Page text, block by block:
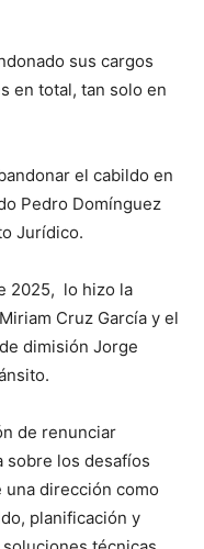
sus cargos
en total, tan solo en
el cabildo en
Pedro Domínguez
Jurídico.
2025, lo hizo la
Cruz García y el
dimisión Jorge
de renunciar
sobre los desafíos
una dirección como
planificación y